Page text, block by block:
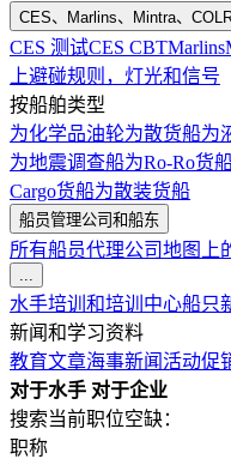
CES、Marlins、Mintra、
CES 测试CES CBTMarlins
上避碰规则，灯光和信号
按船舶类型
为化学品油轮为散货船为
为地震调查船为Ro-Ro货
Cargo货船为散装货船
船员管理公司和船东
所有船员代理公司地图上
...
水手培训和培训中心船只
新闻和学习资料
教育文章海事新闻活动促
对于水手 对于企业
搜索当前职位空缺：
职称